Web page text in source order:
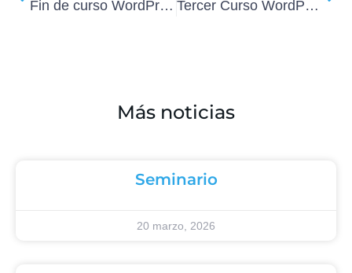
Fin de curso WordPress Madrid del 15 al 19 de Octubre Tercer Curso WordPress Madrid 2013
Más noticias
Seminario
20 marzo, 2026